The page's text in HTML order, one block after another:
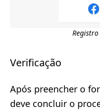
Verificação
Após preencher o
deve concluir o